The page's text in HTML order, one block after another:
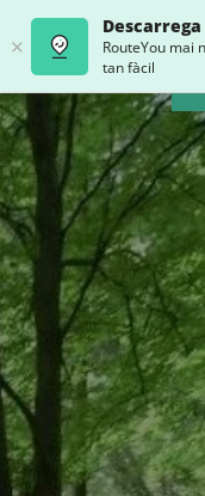
RouteYou mai
tan fàcil